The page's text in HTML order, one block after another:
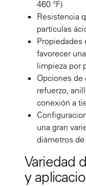
460 °F)
Resistencia
partículas
Propiedades
favorecer
limpieza por
Opciones de
refuerzo,
conexión a
una gran
diámetros
Variedad
y